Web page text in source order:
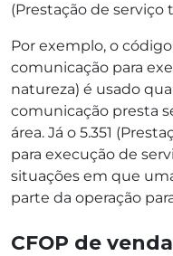
(Prestação de serviço
Por exemplo, o
comunicação para
natureza) é usado
comunicação presta
área. Já o 5.351
para execução de
situações em que
parte da operação
CFOP de venda